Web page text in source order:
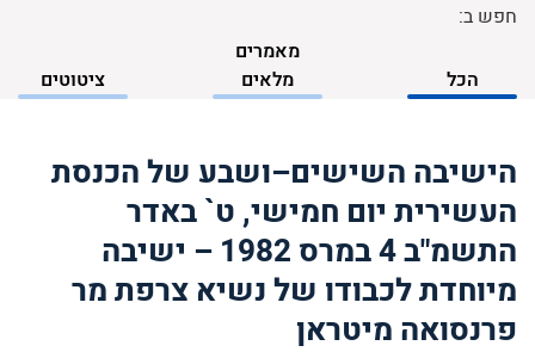
חפש ב:
הכל
מאמרים
מלאים
ציטוטים
הישיבה השישים–ושבע של הכנסת
העשירית יום חמישי, ט` באדר
התשמ"ב 4 במרס 1982 – ישיבה
מיוחדת לכבודו של נשיא צרפת מר
פרנסואה מיטראן